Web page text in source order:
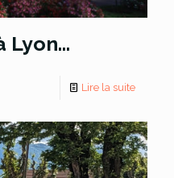
Lyon…
Lire la suite